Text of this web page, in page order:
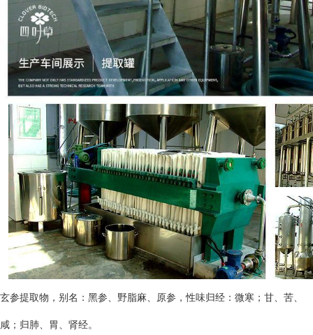
玄参提取物，别名：黑参、野脂麻、原参，性味归经：微寒；甘、苦、
咸；归肺、胃、肾经。